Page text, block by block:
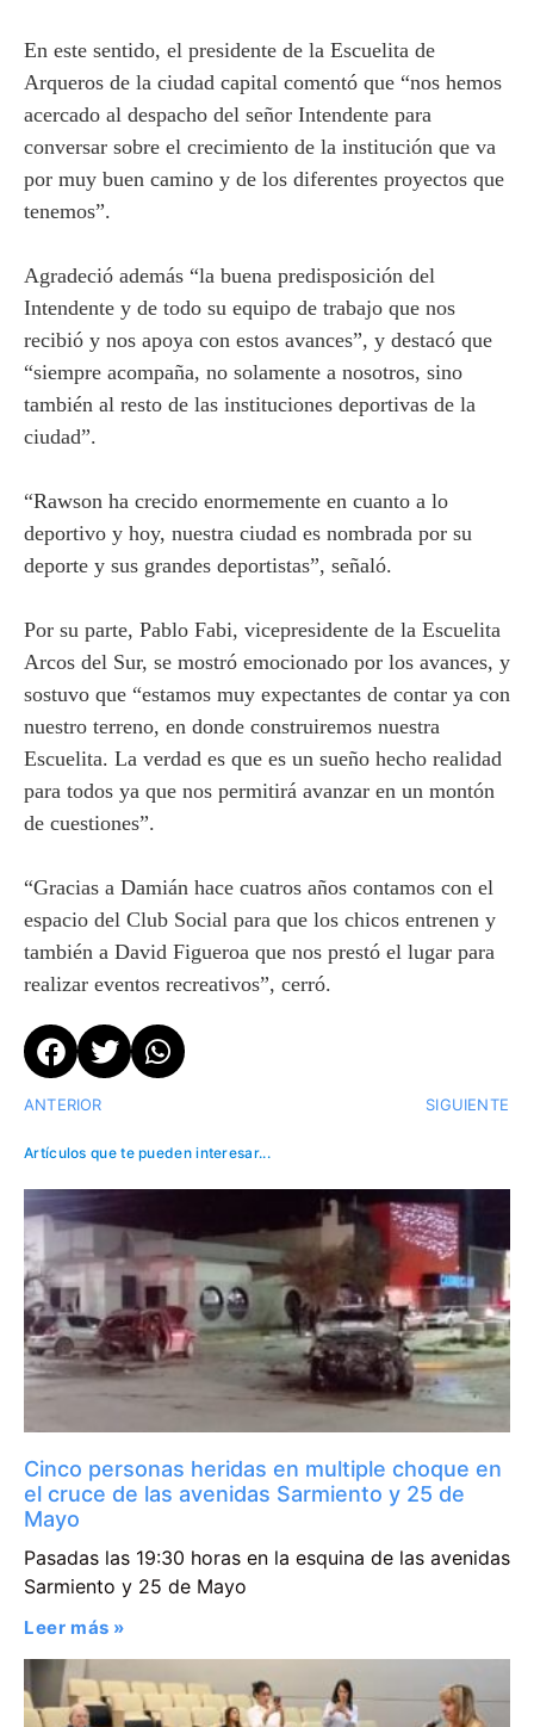
En este sentido, el presidente de la Escuelita de
Arqueros de la ciudad capital comentó que “nos hemos
acercado al despacho del señor Intendente para
conversar sobre el crecimiento de la institución que va
por muy buen camino y de los diferentes proyectos que
tenemos”.
Agradeció además “la buena predisposición del
Intendente y de todo su equipo de trabajo que nos
recibió y nos apoya con estos avances”, y destacó que
“siempre acompaña, no solamente a nosotros, sino
también al resto de las instituciones deportivas de la
ciudad”.
“Rawson ha crecido enormemente en cuanto a lo
deportivo y hoy, nuestra ciudad es nombrada por su
deporte y sus grandes deportistas”, señaló.
Por su parte, Pablo Fabi, vicepresidente de la Escuelita
Arcos del Sur, se mostró emocionado por los avances, y
sostuvo que “estamos muy expectantes de contar ya con
nuestro terreno, en donde construiremos nuestra
Escuelita. La verdad es que es un sueño hecho realidad
para todos ya que nos permitirá avanzar en un montón
de cuestiones”.
“Gracias a Damián hace cuatros años contamos con el
espacio del Club Social para que los chicos entrenen y
también a David Figueroa que nos prestó el lugar para
realizar eventos recreativos”, cerró.
ANTERIOR SIGUIENTE
Artículos que te pueden interesar...
Cinco personas heridas en multiple choque en
el cruce de las avenidas Sarmiento y 25 de
Mayo
Pasadas las 19:30 horas en la esquina de las avenidas
Sarmiento y 25 de Mayo
Leer más »